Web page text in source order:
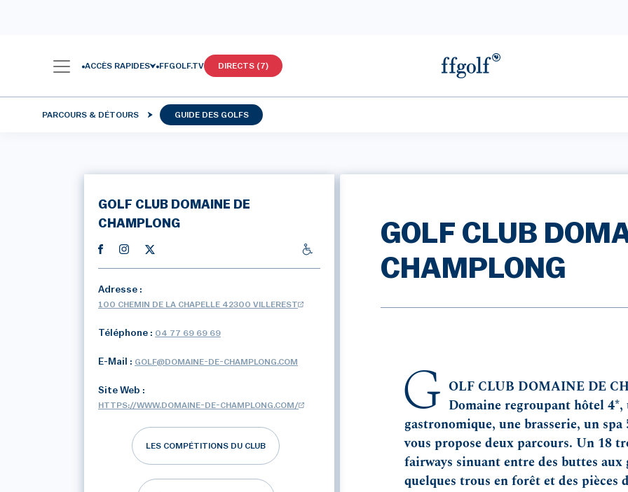
ACCÈS RAPIDES FFGOLF.TV DIRECTS (7)
PARCOURS & DÉTOURS GUIDE DES GOLFS
GOLF CLUB DOMAINE DE
CHAMPLONG
Adresse :
100 CHEMIN DE LA CHAPELLE 42300 VILLEREST
Téléphone : 04 77 69 69 69
E-Mail : GOLF@DOMAINE-DE-CHAMPLONG.COM
Site Web :
HTTPS://WWW.DOMAINE-DE-CHAMPLONG.COM/
LES COMPÉTITIONS DU CLUB
GOLF CLUB
CHAMPLONG
G
OLF CLUB DOMAINE DE
Domaine regroupant hôtel 4*,
gastronomique, une brasserie, un
vous propose deux parcours. Un 18
fairways sinuant entre des buttes aux
quelques trous en forêt et des pièces